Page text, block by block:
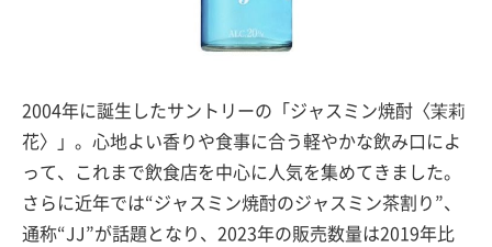
2004年に誕生したサントリーの「ジャスミン焼酎〈茉莉
花〉」。心地よい香りや食事に合う軽やかな飲み口によ
って、これまで飲食店を中心に人気を集めてきました。
さらに近年では“ジャスミン焼酎のジャスミン茶割り”、
通称“JJ”が話題となり、2023年の販売数量は2019年比